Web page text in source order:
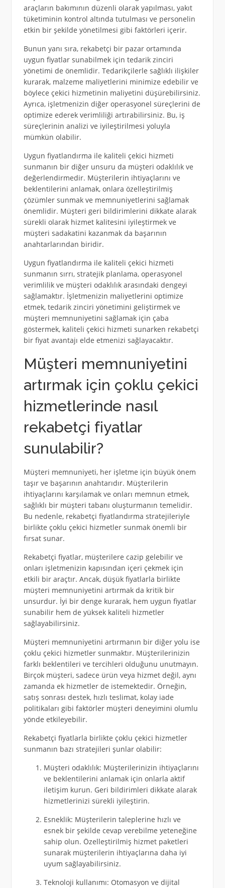
araçların bakımının düzenli olarak yapılması, yakıt
tüketiminin kontrol altında tutulması ve personelin
etkin bir şekilde yönetilmesi gibi faktörleri içerir.
Bunun yanı sıra, rekabetçi bir pazar ortamında
uygun fiyatlar sunabilmek için tedarik zinciri
yönetimi de önemlidir. Tedarikçilerle sağlıklı ilişkiler
kurarak, malzeme maliyetlerini minimize edebilir ve
böylece çekici hizmetinin maliyetini düşürebilirsiniz.
Ayrıca, işletmenizin diğer operasyonel süreçlerini de
optimize ederek verimliliği artırabilirsiniz. Bu, iş
süreçlerinin analizi ve iyileştirilmesi yoluyla
mümkün olabilir.
Uygun fiyatlandırma ile kaliteli çekici hizmeti
sunmanın bir diğer unsuru da müşteri odaklılık ve
değerlendirmedir. Müşterilerin ihtiyaçlarını ve
beklentilerini anlamak, onlara özelleştirilmiş
çözümler sunmak ve memnuniyetlerini sağlamak
önemlidir. Müşteri geri bildirimlerini dikkate alarak
sürekli olarak hizmet kalitesini iyileştirmek ve
müşteri sadakatini kazanmak da başarının
anahtarlarından biridir.
Uygun fiyatlandırma ile kaliteli çekici hizmeti
sunmanın sırrı, stratejik planlama, operasyonel
verimlilik ve müşteri odaklılık arasındaki dengeyi
sağlamaktır. İşletmenizin maliyetlerini optimize
etmek, tedarik zinciri yönetimini geliştirmek ve
müşteri memnuniyetini sağlamak için çaba
göstermek, kaliteli çekici hizmeti sunarken rekabetçi
bir fiyat avantajı elde etmenizi sağlayacaktır.
Müşteri memnuniyetini
artırmak için çoklu çekici
hizmetlerinde nasıl
rekabetçi fiyatlar
sunulabilir?
Müşteri memnuniyeti, her işletme için büyük önem
taşır ve başarının anahtarıdır. Müşterilerin
ihtiyaçlarını karşılamak ve onları memnun etmek,
sağlıklı bir müşteri tabanı oluşturmanın temelidir.
Bu nedenle, rekabetçi fiyatlandırma stratejileriyle
birlikte çoklu çekici hizmetler sunmak önemli bir
fırsat sunar.
Rekabetçi fiyatlar, müşterilere cazip gelebilir ve
onları işletmenizin kapısından içeri çekmek için
etkili bir araçtır. Ancak, düşük fiyatlarla birlikte
müşteri memnuniyetini artırmak da kritik bir
unsurdur. İyi bir denge kurarak, hem uygun fiyatlar
sunabilir hem de yüksek kaliteli hizmetler
sağlayabilirsiniz.
Müşteri memnuniyetini artırmanın bir diğer yolu ise
çoklu çekici hizmetler sunmaktır. Müşterilerinizin
farklı beklentileri ve tercihleri olduğunu unutmayın.
Birçok müşteri, sadece ürün veya hizmet değil, aynı
zamanda ek hizmetler de istemektedir. Örneğin,
satış sonrası destek, hızlı teslimat, kolay iade
politikaları gibi faktörler müşteri deneyimini olumlu
yönde etkileyebilir.
Rekabetçi fiyatlarla birlikte çoklu çekici hizmetler
sunmanın bazı stratejileri şunlar olabilir:
Müşteri odaklılık: Müşterilerinizin ihtiyaçlarını
ve beklentilerini anlamak için onlarla aktif
iletişim kurun. Geri bildirimleri dikkate alarak
hizmetlerinizi sürekli iyileştirin.
Esneklik: Müşterilerin taleplerine hızlı ve
esnek bir şekilde cevap verebilme yeteneğine
sahip olun. Özelleştirilmiş hizmet paketleri
sunarak müşterilerin ihtiyaçlarına daha iyi
uyum sağlayabilirsiniz.
Teknoloji kullanımı: Otomasyon ve dijital